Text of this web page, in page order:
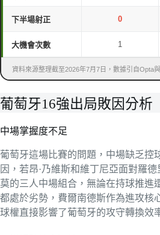
下半場射正 0
大機會次數 1
資料來源整理截至2026年7月7日，數據引自Opta
葡萄牙16強出局敗因分析
中場掌握度不足
葡萄牙這場比賽的問題，中場缺乏控
因，若昂·乃維斯和維丁尼亞面對羅
莫的三人中場組合，無論在持球推進
都處於劣勢，費爾南德斯作為進攻核
球權直接影響了葡萄牙的攻守轉換效